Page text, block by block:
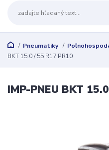
Pneumatiky
BKT 15.0 / 55 R17 PR10
IMP-PNEU BKT